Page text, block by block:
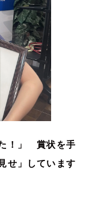
！」 賞状を手
せ」しています